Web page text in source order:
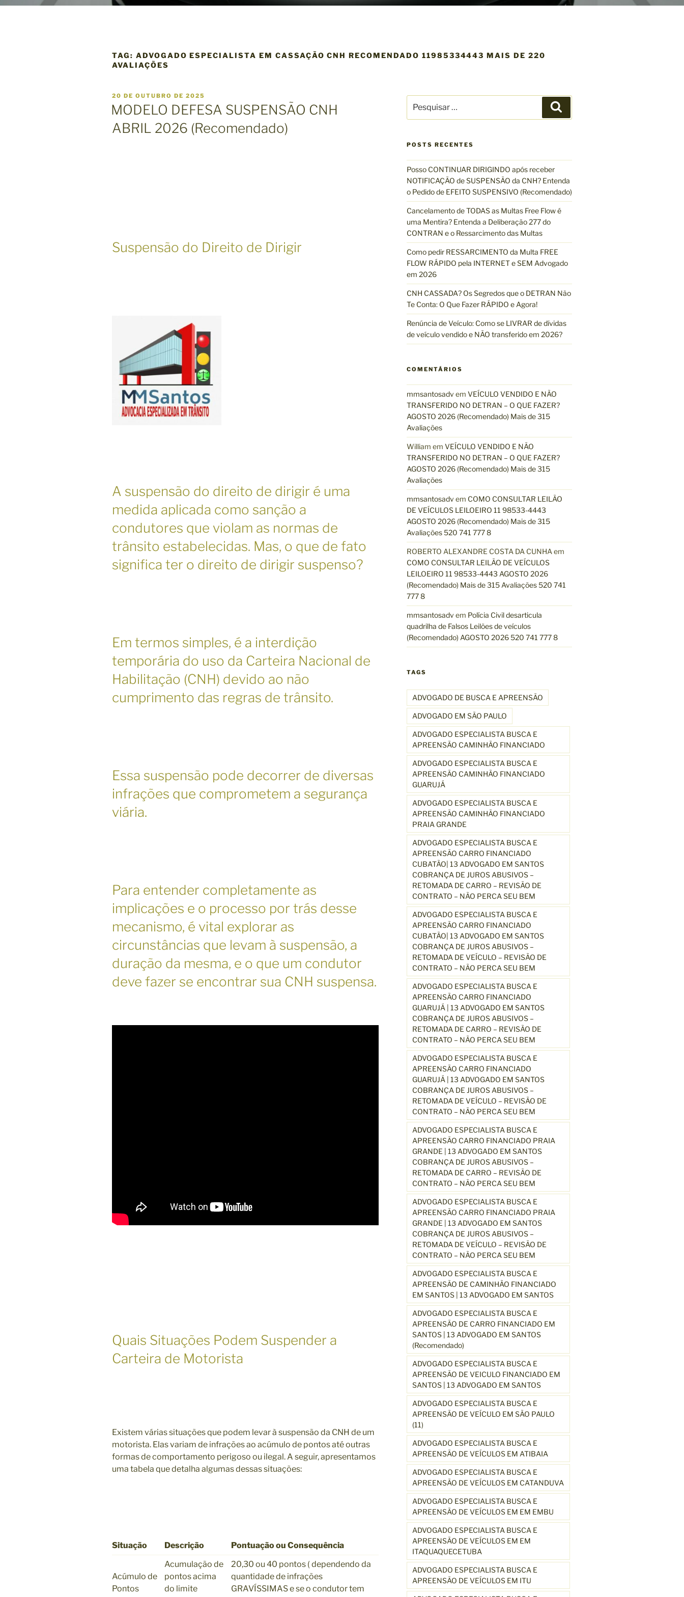
TAG: ADVOGADO ESPECIALISTA EM CASSAÇÃO CNH RECOMENDADO 11985334443 MAIS DE 220
AVALIAÇÕES
P
U
B
I
20 DE OUTUBRO DE 2025
MODELO DEFESA SUSPENSÃO CNH
ABRIL 2026 (Recomendado)
Suspensão do Direito de Dirigir
A suspensão do direito de dirigir é uma
medida aplicada como sanção a
condutores que violam as normas de
trânsito estabelecidas. Mas, o que de fato
significa ter o direito de dirigir suspenso?
Em termos simples, é a interdição
temporária do uso da Carteira Nacional de
Habilitação (CNH) devido ao não
cumprimento das regras de trânsito.
Essa suspensão pode decorrer de diversas
infrações que comprometem a segurança
viária.
Para entender completamente as
implicações e o processo por trás desse
mecanismo, é vital explorar as
circunstâncias que levam à suspensão, a
duração da mesma, e o que um condutor
deve fazer se encontrar sua CNH suspensa.
Quais Situações Podem Suspender a
Carteira de Motorista
Existem várias situações que podem levar à suspensão da CNH de um
motorista. Elas variam de infrações ao acúmulo de pontos até outras
formas de comportamento perigoso ou ilegal. A seguir, apresentamos
uma tabela que detalha algumas dessas situações:
Situação Descrição Pontuação ou Consequência
Acúmulo de
Pontos
Acumulação de
pontos acima
do limite
20,30 ou 40 pontos ( dependendo da
quantidade de infrações
GRAVÍSSIMAS e se o condutor tem
s
u
s
a
r
p
o
r
:
e
s
a
r
POSTS RECENTES
Posso CONTINUAR DIRIGINDO após receber
NOTIFICAÇÃO de SUSPENSÃO da CNH? Entenda
o Pedido de EFEITO SUSPENSIVO (Recomendado)
Cancelamento de TODAS as Multas Free Flow é
uma Mentira? Entenda a Deliberação 277 do
CONTRAN e o Ressarcimento das Multas
Como pedir RESSARCIMENTO da Multa FREE
FLOW RÁPIDO pela INTERNET e SEM Advogado
em 2026
CNH CASSADA? Os Segredos que o DETRAN Não
Te Conta: O Que Fazer RÁPIDO e Agora!
Renúncia de Veículo: Como se LIVRAR de dívidas
de veículo vendido e NÃO transferido em 2026?
COMENTÁRIOS
mmsantosadv em VEÍCULO VENDIDO E NÃO
TRANSFERIDO NO DETRAN – O QUE FAZER?
AGOSTO 2026 (Recomendado) Mais de 315
Avaliações
William em VEÍCULO VENDIDO E NÃO
TRANSFERIDO NO DETRAN – O QUE FAZER?
AGOSTO 2026 (Recomendado) Mais de 315
Avaliações
mmsantosadv em COMO CONSULTAR LEILÃO
DE VEÍCULOS LEILOEIRO 11 98533-4443
AGOSTO 2026 (Recomendado) Mais de 315
Avaliações 520 741 777 8
ROBERTO ALEXANDRE COSTA DA CUNHA em
COMO CONSULTAR LEILÃO DE VEÍCULOS
LEILOEIRO 11 98533-4443 AGOSTO 2026
(Recomendado) Mais de 315 Avaliações 520 741
777 8
mmsantosadv em Polícia Civil desarticula
quadrilha de Falsos Leilões de veículos
(Recomendado) AGOSTO 2026 520 741 777 8
TAGS
ADVOGADO DE BUSCA E APREENSÃO
ADVOGADO EM SÃO PAULO
ADVOGADO ESPECIALISTA BUSCA E
APREENSÃO CAMINHÃO FINANCIADO
ADVOGADO ESPECIALISTA BUSCA E
APREENSÃO CAMINHÃO FINANCIADO
GUARUJÁ
ADVOGADO ESPECIALISTA BUSCA E
APREENSÃO CAMINHÃO FINANCIADO
PRAIA GRANDE
ADVOGADO ESPECIALISTA BUSCA E
APREENSÃO CARRO FINANCIADO
CUBATÃO| 13 ADVOGADO EM SANTOS
COBRANÇA DE JUROS ABUSIVOS –
RETOMADA DE CARRO – REVISÃO DE
CONTRATO – NÃO PERCA SEU BEM
ADVOGADO ESPECIALISTA BUSCA E
APREENSÃO CARRO FINANCIADO
CUBATÃO| 13 ADVOGADO EM SANTOS
COBRANÇA DE JUROS ABUSIVOS –
RETOMADA DE VEÍCULO – REVISÃO DE
CONTRATO – NÃO PERCA SEU BEM
ADVOGADO ESPECIALISTA BUSCA E
APREENSÃO CARRO FINANCIADO
GUARUJÁ | 13 ADVOGADO EM SANTOS
COBRANÇA DE JUROS ABUSIVOS –
RETOMADA DE CARRO – REVISÃO DE
CONTRATO – NÃO PERCA SEU BEM
ADVOGADO ESPECIALISTA BUSCA E
APREENSÃO CARRO FINANCIADO
GUARUJÁ | 13 ADVOGADO EM SANTOS
COBRANÇA DE JUROS ABUSIVOS –
RETOMADA DE VEÍCULO – REVISÃO DE
CONTRATO – NÃO PERCA SEU BEM
ADVOGADO ESPECIALISTA BUSCA E
APREENSÃO CARRO FINANCIADO PRAIA
GRANDE | 13 ADVOGADO EM SANTOS
COBRANÇA DE JUROS ABUSIVOS –
RETOMADA DE CARRO – REVISÃO DE
CONTRATO – NÃO PERCA SEU BEM
ADVOGADO ESPECIALISTA BUSCA E
APREENSÃO CARRO FINANCIADO PRAIA
GRANDE | 13 ADVOGADO EM SANTOS
COBRANÇA DE JUROS ABUSIVOS –
RETOMADA DE VEÍCULO – REVISÃO DE
CONTRATO – NÃO PERCA SEU BEM
ADVOGADO ESPECIALISTA BUSCA E
APREENSÃO DE CAMINHÃO FINANCIADO
EM SANTOS | 13 ADVOGADO EM SANTOS
ADVOGADO ESPECIALISTA BUSCA E
APREENSÃO DE CARRO FINANCIADO EM
SANTOS | 13 ADVOGADO EM SANTOS
(Recomendado)
ADVOGADO ESPECIALISTA BUSCA E
APREENSÃO DE VEICULO FINANCIADO EM
SANTOS | 13 ADVOGADO EM SANTOS
ADVOGADO ESPECIALISTA BUSCA E
APREENSÃO DE VEÍCULO EM SÃO PAULO
(11)
ADVOGADO ESPECIALISTA BUSCA E
APREENSÃO DE VEÍCULOS EM ATIBAIA
ADVOGADO ESPECIALISTA BUSCA E
APREENSÃO DE VEÍCULOS EM CATANDUVA
ADVOGADO ESPECIALISTA BUSCA E
APREENSÃO DE VEÍCULOS EM EM EMBU
ADVOGADO ESPECIALISTA BUSCA E
APREENSÃO DE VEÍCULOS EM EM
ITAQUAQUECETUBA
ADVOGADO ESPECIALISTA BUSCA E
APREENSÃO DE VEÍCULOS EM ITU